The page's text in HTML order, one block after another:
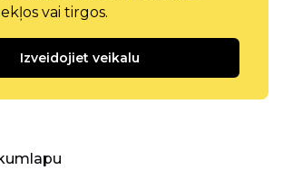
vai tirgos.
Izveidojiet veikalu